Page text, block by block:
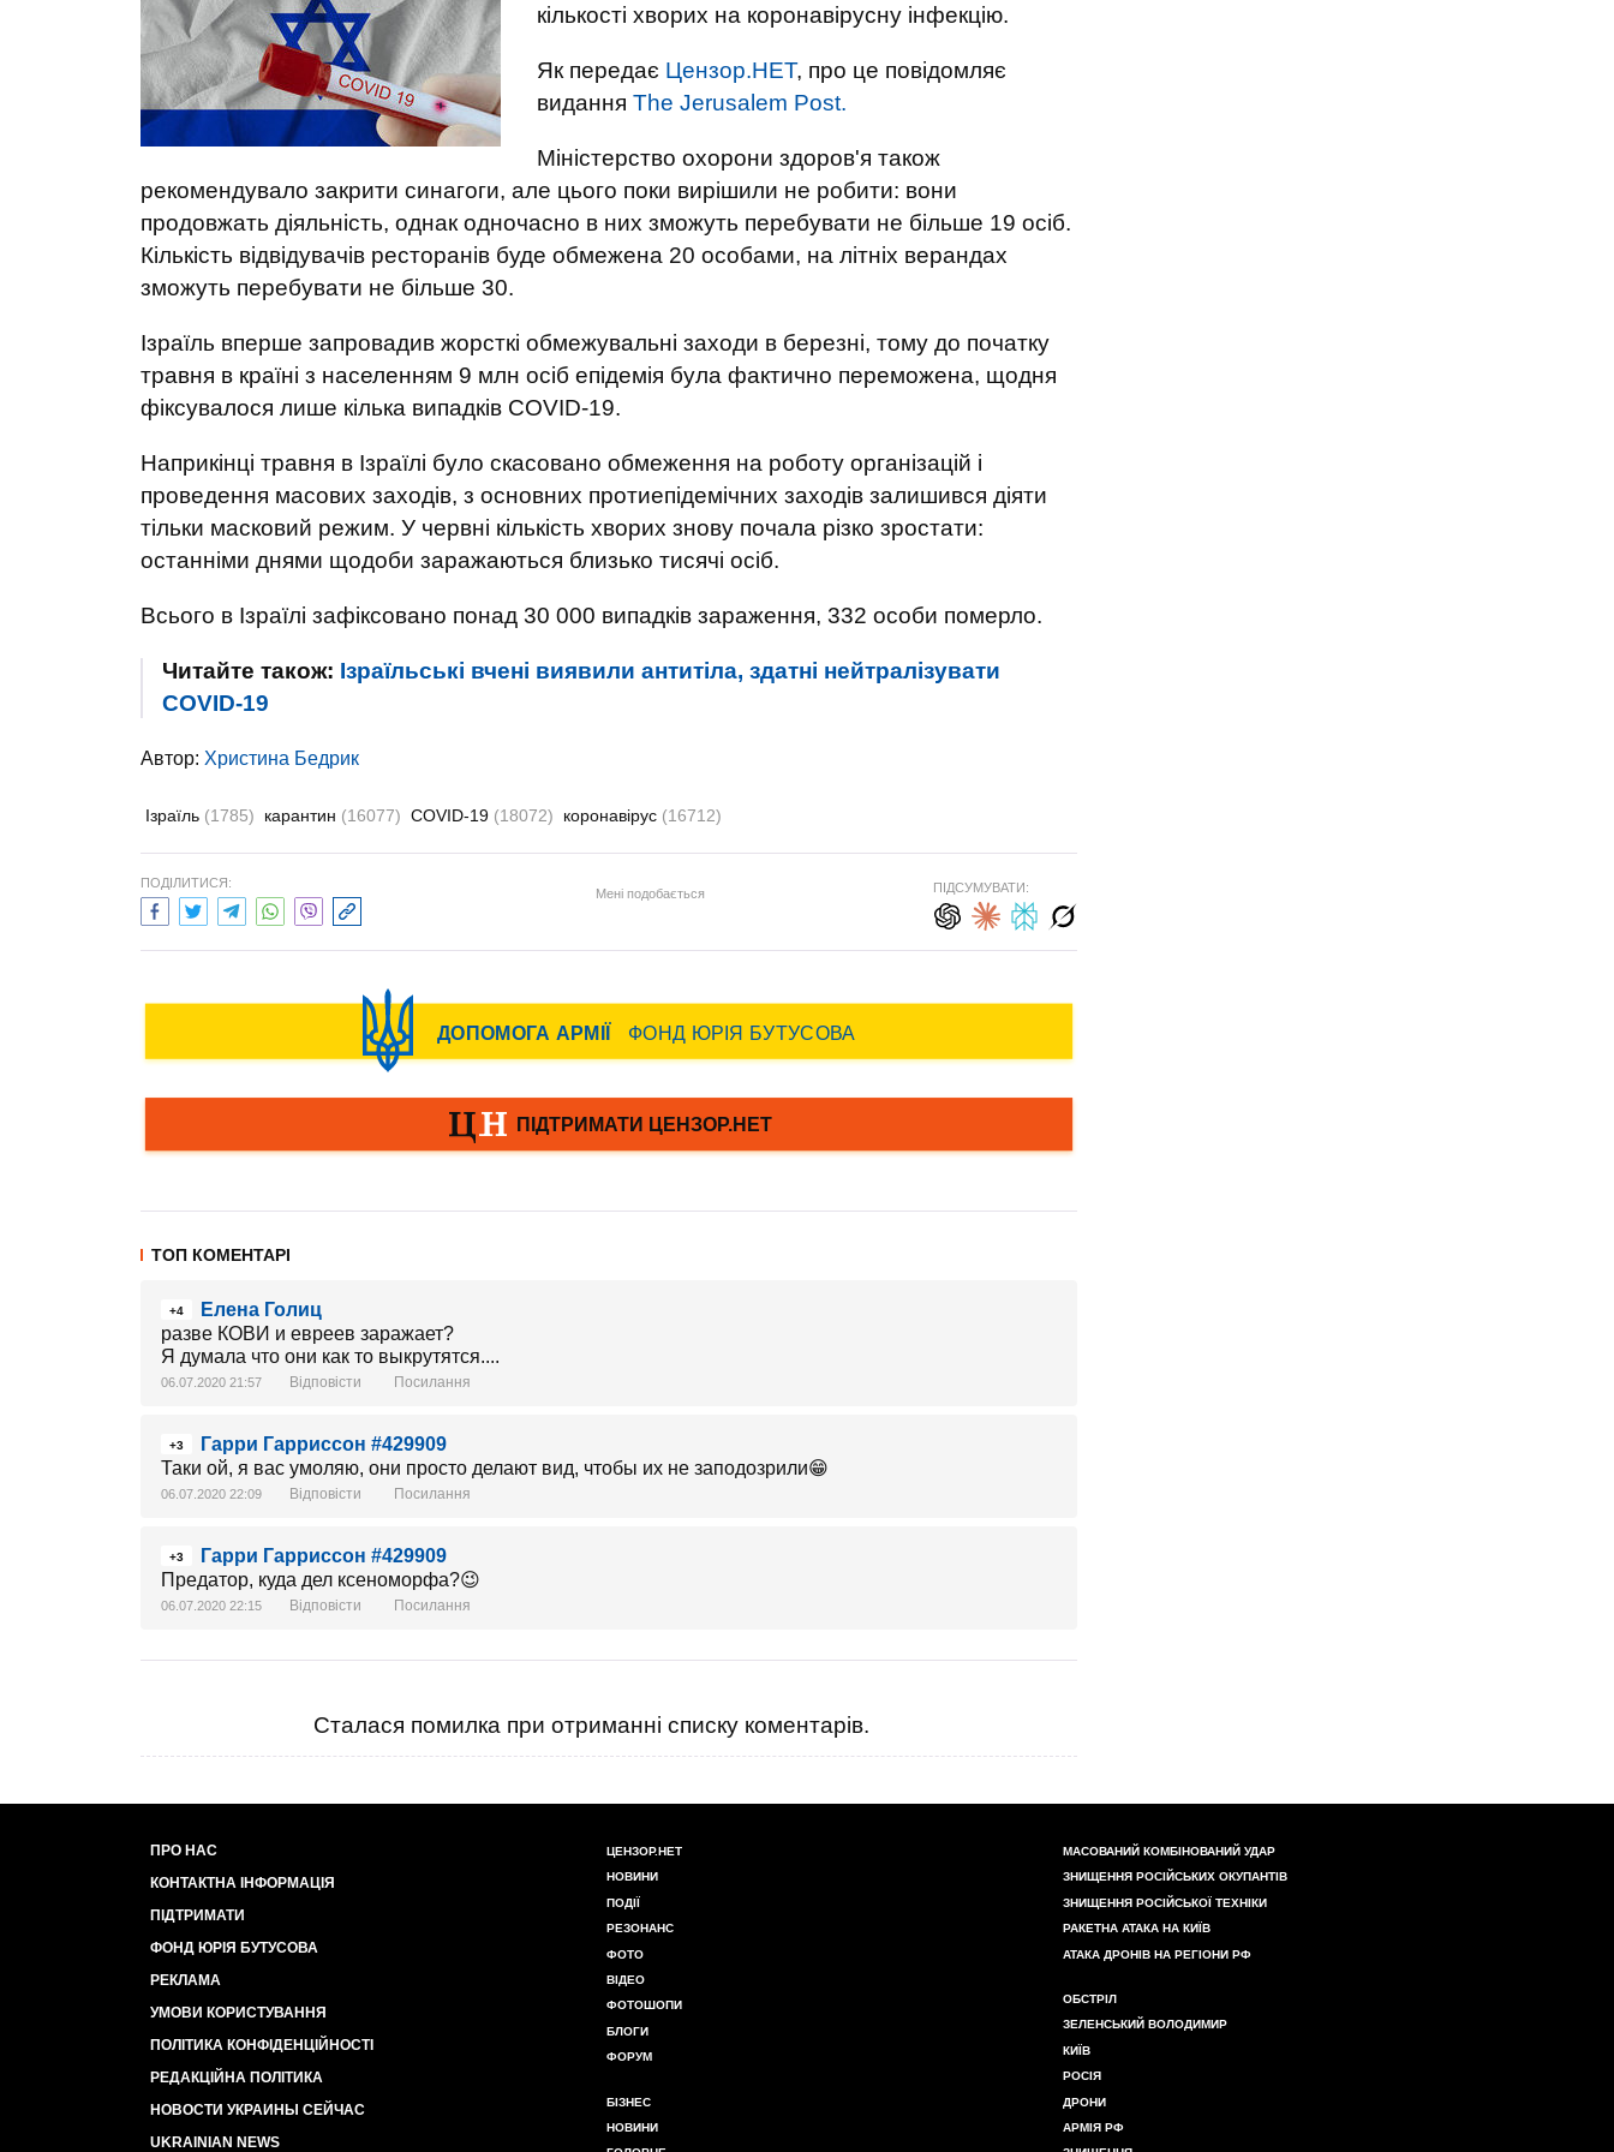
кількості хворих на коронавірусну інфекцію.
Як передає Цензор.НЕТ, про це повідомляє
видання The Jerusalem Post.
Міністерство охорони здоров'я також
рекомендувало закрити синагоги, але цього поки вирішили не робити: вони
продовжать діяльність, однак одночасно в них зможуть перебувати не більше 19 осіб.
Кількість відвідувачів ресторанів буде обмежена 20 особами, на літніх верандах
зможуть перебувати не більше 30.
Ізраїль вперше запровадив жорсткі обмежувальні заходи в березні, тому до початку
травня в країні з населенням 9 млн осіб епідемія була фактично переможена, щодня
фіксувалося лише кілька випадків COVID-19.
Наприкінці травня в Ізраїлі було скасовано обмеження на роботу організацій і
проведення масових заходів, з основних протиепідемічних заходів залишився діяти
тільки масковий режим. У червні кількість хворих знову почала різко зростати:
останніми днями щодоби заражаються близько тисячі осіб.
Всього в Ізраїлі зафіксовано понад 30 000 випадків зараження, 332 особи померло.
Читайте також: Ізраїльські вчені виявили антитіла, здатні нейтралізувати
COVID-19
Автор: Христина Бедрик
Ізраїль (1785) карантин (16077) COVID-19 (18072) коронавірус (16712)
ПОДІЛИТИСЯ:
Мені подобається ПІДСУМУВАТИ:
ТОП КОМЕНТАРІ
+4
Елена Голиц
разве КОВИ и евреев заражает?
Я думала что они как то выкрутятся....
06.07.2020 21:57 Відповісти Посилання
+3
Гарри Гарриссон #429909
Таки ой, я вас умоляю, они просто делают вид, чтобы их не заподозрили😁
06.07.2020 22:09 Відповісти Посилання
+3
Гарри Гарриссон #429909
Предатор, куда дел ксеноморфа?😉
06.07.2020 22:15 Відповісти Посилання
Сталася помилка при отриманні списку коментарів.
ПРО НАС
КОНТАКТНА ІНФОРМАЦІЯ
ПІДТРИМАТИ
ФОНД ЮРІЯ БУТУСОВА
РЕКЛАМА
УМОВИ КОРИСТУВАННЯ
ПОЛІТИКА КОНФІДЕНЦІЙНОСТІ
РЕДАКЦІЙНА ПОЛІТИКА
НОВОСТИ УКРАИНЫ СЕЙЧАС
UKRAINIAN NEWS
ЦЕНЗОР.НЕТ
НОВИНИ
ПОДІЇ
РЕЗОНАНС
ФОТО
ВІДЕО
ФОТОШОПИ
БЛОГИ
ФОРУМ
БІЗНЕС
НОВИНИ
МАСОВАНИЙ КОМБІНОВАНИЙ УДАР
ЗНИЩЕННЯ РОСІЙСЬКИХ ОКУПАНТІВ
ЗНИЩЕННЯ РОСІЙСЬКОЇ ТЕХНІКИ
РАКЕТНА АТАКА НА КИЇВ
АТАКА ДРОНІВ НА РЕГІОНИ РФ
ОБСТРІЛ
ЗЕЛЕНСЬКИЙ ВОЛОДИМИР
КИЇВ
РОСІЯ
ДРОНИ
АРМІЯ РФ